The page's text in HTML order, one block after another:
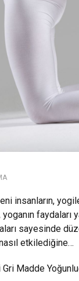
insanların,
faydaları
sayesinde
etkilediğine…
Madde